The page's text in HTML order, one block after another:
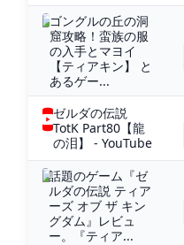
ゴングルの丘の洞
窟攻略！蛮族の服
の入手とマヨイ
【ティアキン】 と
あるゲー...
ゼルダの伝説
TotK Part80【龍
の泪】 - YouTube
話題のゲーム『ゼ
ルダの伝説 ティア
ーズ オブ ザ キン
グダム』レビュ
ー。『ティア...